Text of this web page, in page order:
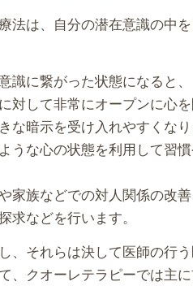
法は、自分の潜在意識の中
識に繋がった状態になると、
対して非常にオープンに心を
な暗示を受け入れやすくなり
うな心の状態を利用して習
家族などでの対人関係の改
求などを行います。
、それらは決して医師の行
、クオーレテラピーでは主